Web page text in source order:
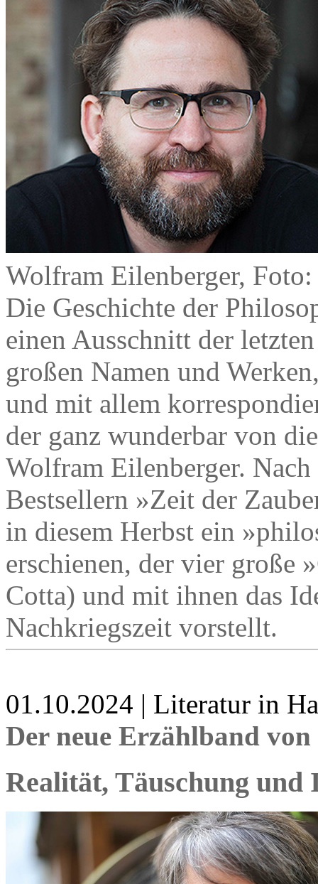
Wolfram Eilenberger,
Die Geschichte der
einen Ausschnitt der
großen Namen und
und mit allem
der ganz wunderbar von
Wolfram Eilenberger. Nach
Bestsellern »Zeit der
in diesem Herbst ein
erschienen, der vier große
Cotta) und mit ihnen das
Nachkriegszeit vorstellt.
01.10.2024 | Literatur in
Der neue Erzählband von
Realität, Täuschung und